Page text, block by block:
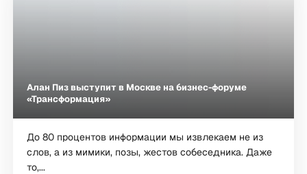
Алан Пиз выступит в Москве на бизнес-форуме
«Трансформация»
До 80 процентов информации мы извлекаем не из
слов, а из мимики, позы, жестов собеседника. Даже
то,...